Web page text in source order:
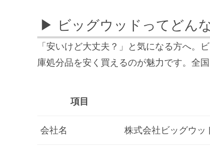
▶ ビッグウッドってどん
「安いけど大丈夫？」と気になる方へ。
庫処分品を安く買えるのが魅力です。全
項目
会社名 株式会社ビッグウッ